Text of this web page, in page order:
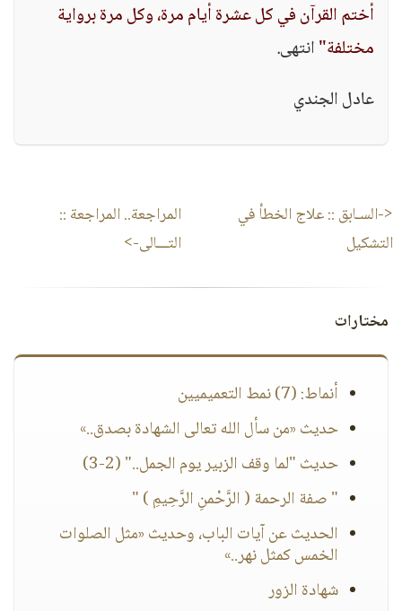
أختم القرآن في كل عشرة أيام مرة، وكل مرة برواية
مختلفة"انتهى.
عادل الجندي
<-السـابق ::علاج الخطأ في
التشكيل
المراجعة.. المراجعة ::
التـــالى->
مختارات
أنماط: (7) نمط التعميميين
حديث «من سأل الله تعالى الشهادة بصدق..»
حديث "لما وقف الزبير يوم الجمل.." (2-3)
" صفة الرحمة ( الرَّحْمنِ الرَّحِيمِ ) "
الحديث عن آيات الباب، وحديث «مثل الصلوات
الخمس كمثل نهر..»
شهادة الزور